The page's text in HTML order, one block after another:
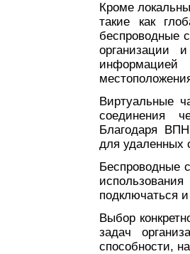
Кроме
такие как
беспроводные
организации
Виртуальные
соединения
Благодаря
для удаленных
Беспроводные
подключаться
Выбор
задач
способности,